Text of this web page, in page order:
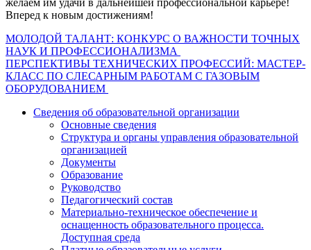
Вперед к новым достижениям!
Навигация
по
записям
МОЛОДОЙ ТАЛАНТ: КОНКУРС О ВАЖНОСТИ ТОЧНЫХ
НАУК И ПРОФЕССИОНАЛИЗМА
ПЕРСПЕКТИВЫ ТЕХНИЧЕСКИХ ПРОФЕССИЙ: МАСТЕР-
КЛАСС ПО СЛЕСАРНЫМ РАБОТАМ С ГАЗОВЫМ
ОБОРУДОВАНИЕМ
Сведения об образовательной организации
Основные сведения
Структура и органы управления образовательной
организацией
Документы
Образование
Руководство
Педагогический состав
Материально-техническое обеспечение и
оснащенность образовательного процесса.
Доступная среда